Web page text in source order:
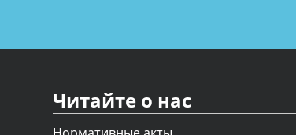
Читайте о нас